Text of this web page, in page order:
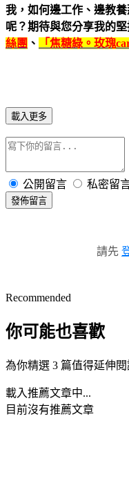
我，如何邊工作、邊教
呢？期待與您分享我的
絲團 、 「焦糖綠。玫瑰
載入更多
公開留言 私密留
發佈留言
請先
Recommended
你可能也喜歡
為你精選 3 篇值得延伸
載入推薦文章中...
目前沒有推薦文章